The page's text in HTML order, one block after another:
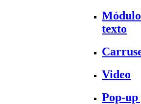
texto
Video
Pop-